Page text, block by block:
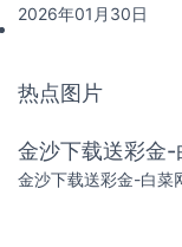
支撑产业快速迭代与高
2026年01月30日
热点图片
金沙下载送彩金
金沙下载送彩金-白菜